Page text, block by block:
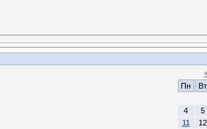
Пн
Вт
4
5
11
12